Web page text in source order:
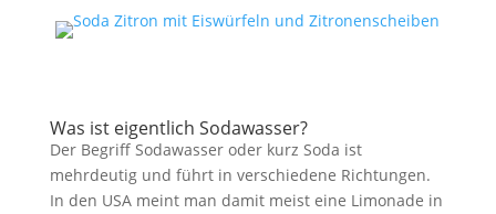
Was ist eigentlich Sodawasser?
Der Begriff Sodawasser oder kurz Soda ist
mehrdeutig und führt in verschiedene Richtungen.
In den USA meint man damit meist eine Limonade in